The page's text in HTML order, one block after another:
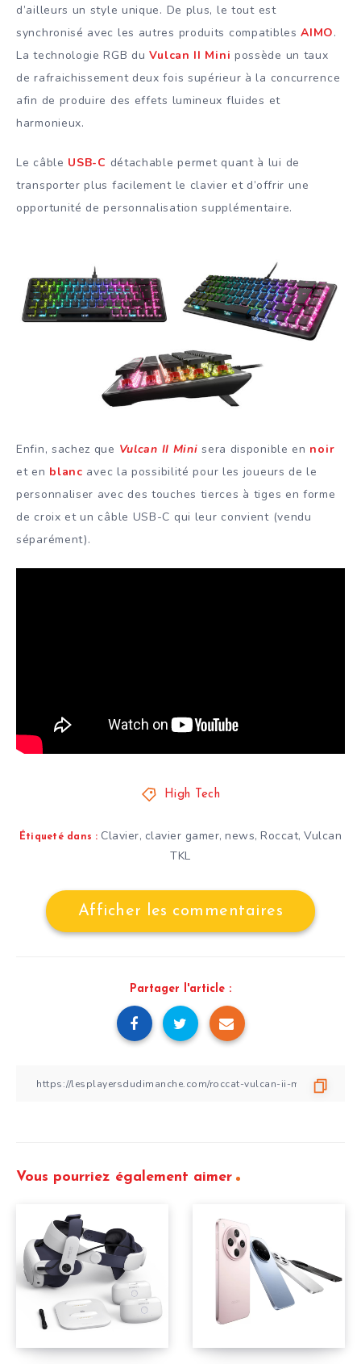
d’ailleurs un style unique. De plus, le tout est
synchronisé avec les autres produits compatiblesAIMO.
La technologie RGB duVulcan II Mini possède un taux
de rafraichissement deux fois supérieur à la concurrence
afin de produire des effets lumineux fluides et
harmonieux.
Le câble USB-C détachable permet quant à lui de
transporter plus facilement le clavier et d’offrir une
opportunité de personnalisation supplémentaire.
Enfin, sachez que Vulcan II Minisera disponible en noir
et en blanc avec la possibilité pour les joueurs de le
personnaliser avec des touches tierces à tiges en forme
de croix et un câble USB-C qui leur convient (vendu
séparément).
High Tech
Étiqueté dans : Clavier, clavier gamer,news,Roccat,Vulcan
TKL
Afficher les commentaires
Partager l'article :
Vous pourriez également aimer